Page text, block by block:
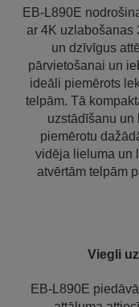
EB-L890E
ar 4K uzlabošanas
un dzīvīgus
pārvietošanai un
ideāli piemērots
telpām. Tā
uzstādīšanu un
piemērotu
vidēja lieluma un
atvērtām telpām
Viegli
EB-L890E